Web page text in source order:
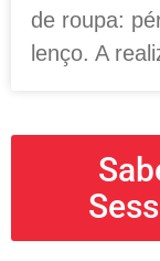
de roupa:
lenço. A